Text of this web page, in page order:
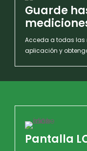
Guarde
Acceda a todas las
aplicación y
Pantalla